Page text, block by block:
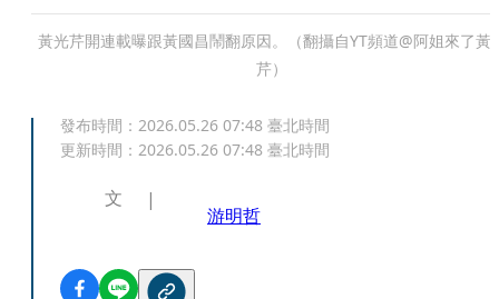
黃光芹開連載曝跟黃國昌鬧翻原因。（翻攝自YT頻道@阿姐來了黃
芹）
發布時間： 2026.05.26 07:48 臺北時間
更新時間： 2026.05.26 07:48 臺北時間
文
游明哲